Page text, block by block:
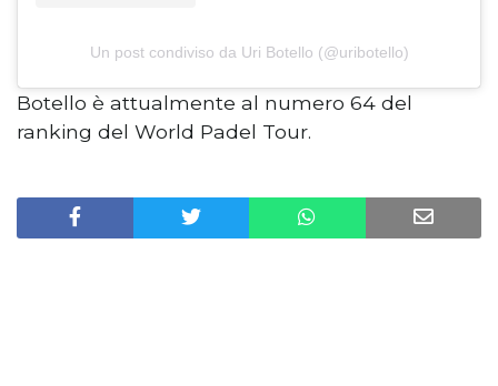
Un post condiviso da Uri Botello (@uribotello)
Botello è attualmente al numero 64 del
ranking del World Padel Tour.